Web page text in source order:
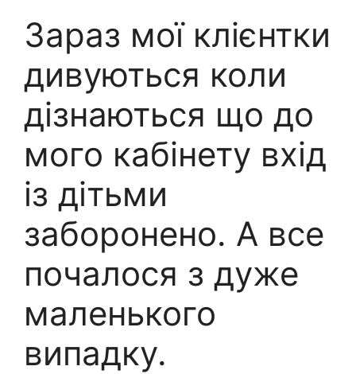
Зараз мої клієнтки
дивуються коли
дізнаються що до
мого кабінету вхід
із дітьми
заборонено. А все
почалося з дуже
маленького
випадку.